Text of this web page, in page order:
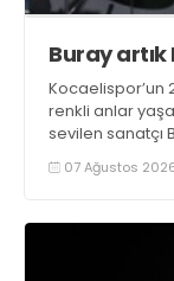
Buray
Kocaelispor’un
renkli anlar
sevilen sanatçı
07 Ağustos